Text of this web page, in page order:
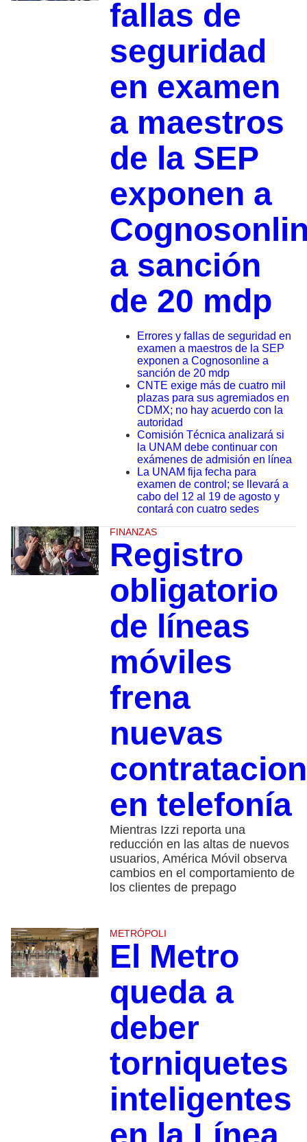
fallas de
seguridad
en examen
a maestros
de la SEP
exponen a
a sanción
de 20 mdp
Errores y fallas de seguridad en
examen a maestros de la SEP
exponen a Cognosonline a
sanción de 20 mdp
CNTE exige más de cuatro mil
plazas para sus agremiados en
CDMX; no hay acuerdo con la
autoridad
Comisión Técnica analizará si
la UNAM debe continuar con
exámenes de admisión en línea
La UNAM fija fecha para
examen de control; se llevará a
cabo del 12 al 19 de agosto y
contará con cuatro sedes
FINANZAS
Registro
obligatorio
de líneas
móviles
frena
nuevas
en telefonía
Mientras Izzi reporta una
reducción en las altas de nuevos
usuarios, América Móvil observa
cambios en el comportamiento de
los clientes de prepago
METRÓPOLI
El Metro
queda a
deber
torniquetes
inteligentes
en la Línea